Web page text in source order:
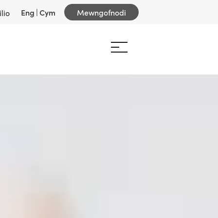
Eng |Cym Mewngofnodi